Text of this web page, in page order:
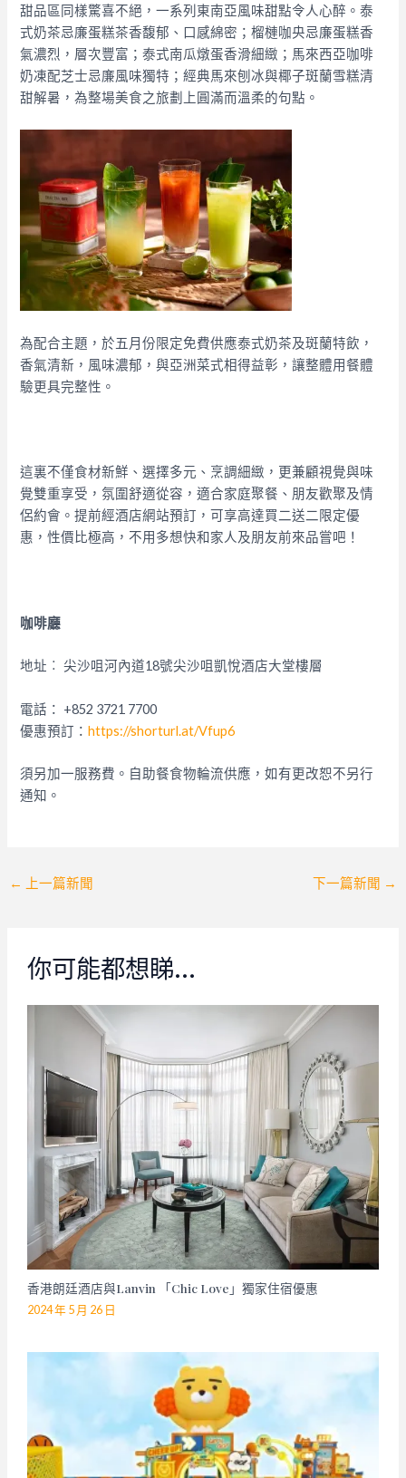
甜品區同樣驚喜不絕，一系列東南亞風味甜點令人心醉。泰
式奶茶忌廉蛋糕茶香馥郁、口感綿密；榴槤咖央忌廉蛋糕香
氣濃烈，層次豐富；泰式南瓜燉蛋香滑細緻；馬來西亞咖啡
奶凍配芝士忌廉風味獨特；經典馬來刨冰與椰子斑蘭雪糕清
甜解暑，為整場美食之旅劃上圓滿而溫柔的句點。
為配合主題，於五月份限定免費供應泰式奶茶及斑蘭特飲，
香氣清新，風味濃郁，與亞洲菜式相得益彰，讓整體用餐體
驗更具完整性。
這裏不僅食材新鮮、選擇多元、烹調細緻，更兼顧視覺與味
覺雙重享受，氛圍舒適從容，適合家庭聚餐、朋友歡聚及情
侶約會。提前經酒店網站預訂，可享高達買二送二限定優
惠，性價比極高，不用多想快和家人及朋友前來品嘗吧！
咖啡廳
地址︰ 尖沙咀河內道18號尖沙咀凱悅酒店大堂樓層
電話： +852 3721 7700
優惠預訂：https://shorturl.at/Vfup6
須另加一服務費。自助餐食物輪流供應，如有更改恕不另行
通知。
Post
← 上一篇新聞 下一篇新聞 →
你可能都想睇…
香港朗廷酒店與Lanvin 「Chic Love」獨家住宿優惠
2024 年 5 月 26 日